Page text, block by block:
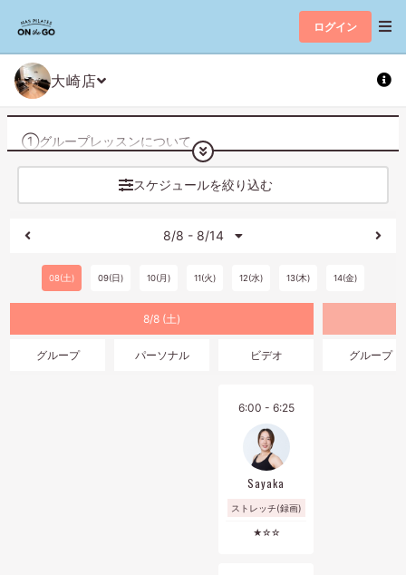
ログイン
大崎店
①グループレッスンについて
【レッスンスケジュールの公開について】
前月２０日１２時に公開いたします。
レッスン開始の10分前まで可能
【キャンセルについて】
レッスン開始の1時間前までマイページより可能
※キャンセル期限が過ぎたご予約は、システムの都合上消化扱
※キャンセルは、画面下の[予定管理]より行っていただけます。
・チェックインは、ピラティススタジオ内のタブレットにてレ
ッスン開始の５分前までにお願いいたします。トライアルの方
レッスン開始後の入室はお断りさせていただきます。また、チ
・大崎店の施設の入退館時間はレッスン前後３０分となりま
スケジュールを絞り込む
8/8 - 8/14
08(土) 09(日) 10(月) 11(火) 12(水) 13(木) 14(金)
8/8 (土)
グループ パーソナル ビデオ グループ
6:00 - 6:25
Sayaka
ストレッチ(録画)
★☆☆